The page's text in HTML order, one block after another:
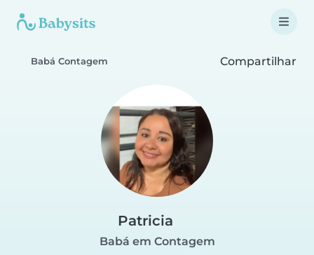
Babá Contagem Compartilhar
Patricia
Babá em Contagem